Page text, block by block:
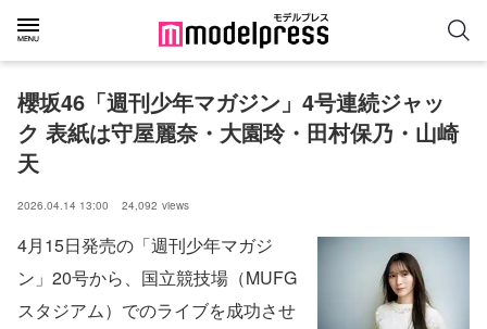
櫻坂46「週刊少年マガジン」4号連続ジャッ
ク 表紙は守屋麗奈・大園玲・田村保乃・山崎
天
2026.04.14 13:00 24,092 views
4月15日発売の「週刊少年マガジ
ン」20号から、国立競技場（MUFG
スタジアム）でのライブを成功させ